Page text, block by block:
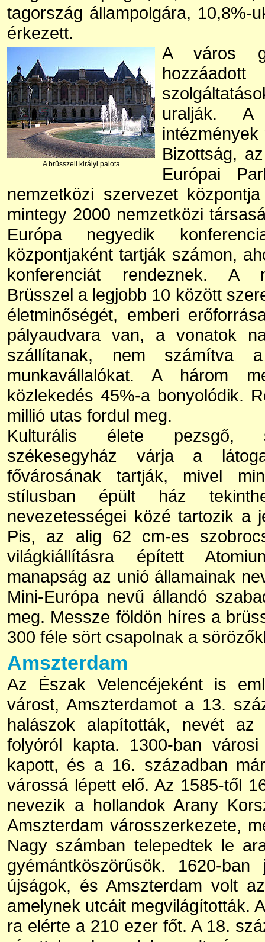
tagország állampolgára, 10,8%-
érkezett.
A brüsszeli királyi palota
A város
uralják. A
intézmények
Bizottság,
Európai
nemzetközi szervezet
mintegy 2000 nemzetközi
Európa negyedik
központjaként tartják számon,
konferenciát rendeznek. A
Brüsszel a legjobb 10 között
életminőségét, emberi
pályaudvara van, a vonatok
szállítanak, nem számítva
munkavállalókat. A három
közlekedés 45%-a bonyolódik.
millió utas fordul meg.
Kulturális élete pezsgő,
székesegyház várja a
fővárosának tartják, mivel
stílusban épült ház
nevezetességei közé tartozik a
Pis, az alig 62 cm-es
világkiállításra épített
manapság az unió államainak
Mini-Európa nevű állandó
meg. Messze földön híres a
300 féle sört csapolnak a
Amszterdam
Az Észak Velencéjeként is
várost, Amszterdamot a 13.
halászok alapították, nevét az
folyóról kapta. 1300-ban városi
kapott, és a 16. században
várossá lépett elő. Az 1585-től
nevezik a hollandok Arany
Amszterdam városszerkezete,
Nagy számban telepedtek le
gyémántköszörűsök. 1620-
újságok, és Amszterdam volt
amelynek utcáit megvilágították.
ra elérte a 210 ezer főt. A 18.